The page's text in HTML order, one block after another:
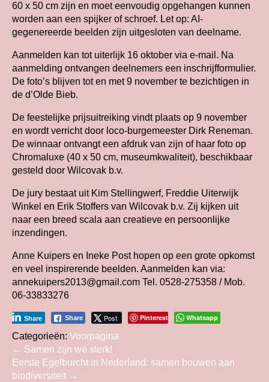
60 x 50 cm zijn en moet eenvoudig opgehangen kunnen
worden aan een spijker of schroef. Let op: AI-
gegenereerde beelden zijn uitgesloten van deelname.
Aanmelden kan tot uiterlijk 16 oktober via e-mail. Na
aanmelding ontvangen deelnemers een inschrijfformulier.
De foto’s blijven tot en met 9 november te bezichtigen in
de d’Olde Bieb.
De feestelijke prijsuitreiking vindt plaats op 9 november
en wordt verricht door loco-burgemeester Dirk Reneman.
De winnaar ontvangt een afdruk van zijn of haar foto op
Chromaluxe (40 x 50 cm, museumkwaliteit), beschikbaar
gesteld door Wilcovak b.v.
De jury bestaat uit Kim Stellingwerf, Freddie Uiterwijk
Winkel en Erik Stoffers van Wilcovak b.v. Zij kijken uit
naar een breed scala aan creatieve en persoonlijke
inzendingen.
Anne Kuipers en Ineke Post hopen op een grote opkomst
en veel inspirerende beelden. Aanmelden kan via:
annekuipers2013@gmail.com Tel. 0528-275358 / Mob.
06-33833276
Share Post
Share Pinterest Whatsapp
Categorieën: Voorpagina
Bericht
navigatie
← Samen zijn we sterk!
Eerste Egelburcht in Nederland: samen bouwen aan
biodiversiteit →